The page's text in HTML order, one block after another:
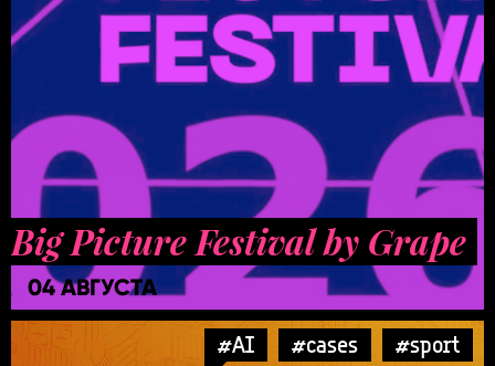
Big Picture Festival by Grape
04 АВГУСТА
#AI #cases #sport